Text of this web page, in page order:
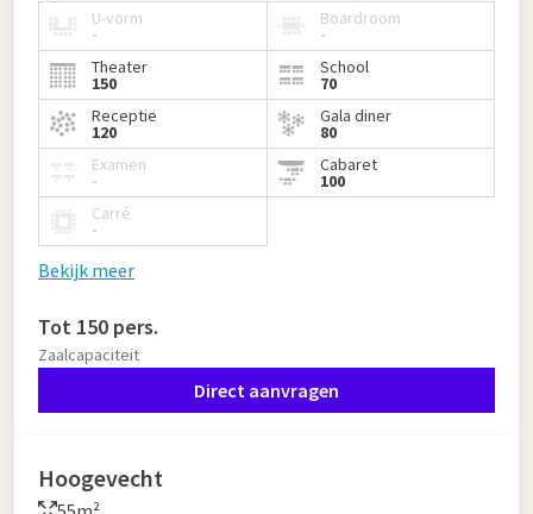
U-vorm
-
Boardroom
-
Theater
150
School
70
Receptie
120
Gala diner
80
Examen
-
Cabaret
100
Carré
-
Bekijk meer
Tot 150 pers.
Zaalcapaciteit
Direct aanvragen
Hoogevecht